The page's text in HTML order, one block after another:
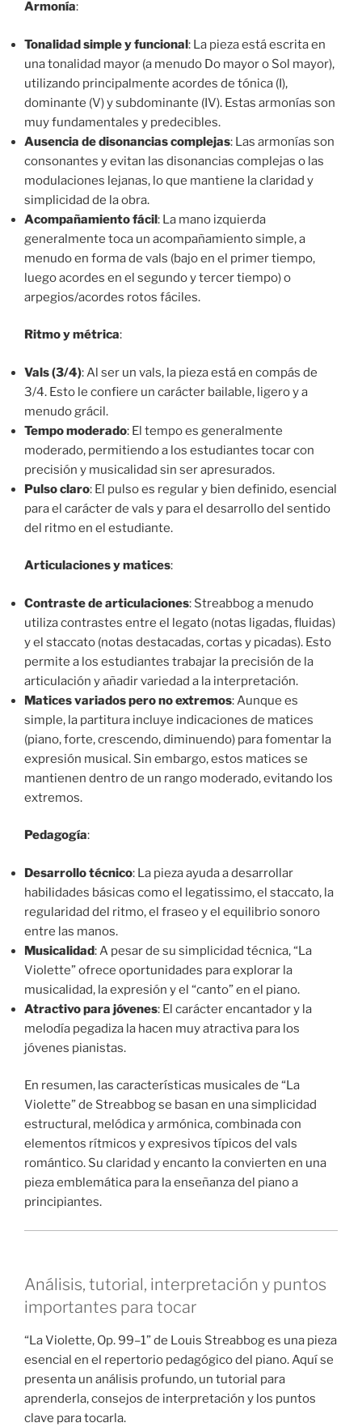
Armonía:
Tonalidad simple y funcional: La pieza está escrita en
una tonalidad mayor (a menudo Do mayor o Sol mayor),
utilizando principalmente acordes de tónica (I),
dominante (V) y subdominante (IV). Estas armonías son
muy fundamentales y predecibles.
Ausencia de disonancias complejas: Las armonías son
consonantes y evitan las disonancias complejas o las
modulaciones lejanas, lo que mantiene la claridad y
simplicidad de la obra.
Acompañamiento fácil: La mano izquierda
generalmente toca un acompañamiento simple, a
menudo en forma de vals (bajo en el primer tiempo,
luego acordes en el segundo y tercer tiempo) o
arpegios/acordes rotos fáciles.
Ritmo y métrica:
Vals (3/4): Al ser un vals, la pieza está en compás de
3/4. Esto le confiere un carácter bailable, ligero y a
menudo grácil.
Tempo moderado: El tempo es generalmente
moderado, permitiendo a los estudiantes tocar con
precisión y musicalidad sin ser apresurados.
Pulso claro: El pulso es regular y bien definido, esencial
para el carácter de vals y para el desarrollo del sentido
del ritmo en el estudiante.
Articulaciones y matices:
Contraste de articulaciones: Streabbog a menudo
utiliza contrastes entre el legato (notas ligadas, fluidas)
y el staccato (notas destacadas, cortas y picadas). Esto
permite a los estudiantes trabajar la precisión de la
articulación y añadir variedad a la interpretación.
Matices variados pero no extremos: Aunque es
simple, la partitura incluye indicaciones de matices
(piano, forte, crescendo, diminuendo) para fomentar la
expresión musical. Sin embargo, estos matices se
mantienen dentro de un rango moderado, evitando los
extremos.
Pedagogía:
Desarrollo técnico: La pieza ayuda a desarrollar
habilidades básicas como el legatissimo, el staccato, la
regularidad del ritmo, el fraseo y el equilibrio sonoro
entre las manos.
Musicalidad: A pesar de su simplicidad técnica, “La
Violette” ofrece oportunidades para explorar la
musicalidad, la expresión y el “canto” en el piano.
Atractivo para jóvenes: El carácter encantador y la
melodía pegadiza la hacen muy atractiva para los
jóvenes pianistas.
En resumen, las características musicales de “La
Violette” de Streabbog se basan en una simplicidad
estructural, melódica y armónica, combinada con
elementos rítmicos y expresivos típicos del vals
romántico. Su claridad y encanto la convierten en una
pieza emblemática para la enseñanza del piano a
principiantes.
Análisis, tutorial, interpretación y puntos
importantes para tocar
“La Violette, Op. 99–1” de Louis Streabbog es una pieza
esencial en el repertorio pedagógico del piano. Aquí se
presenta un análisis profundo, un tutorial para
aprenderla, consejos de interpretación y los puntos
clave para tocarla.